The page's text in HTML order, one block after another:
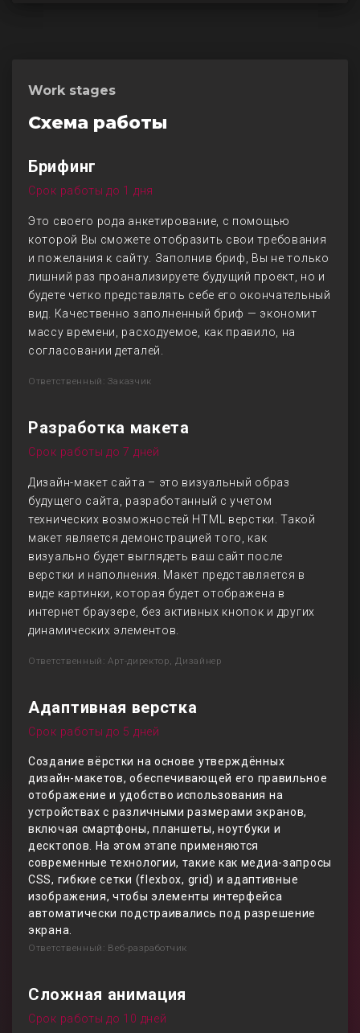
Work stages
Схема работы
Брифинг
Срок работы до 1 дня
Это своего рода анкетирование, с помощью
которой Вы сможете отобразить свои требования
и пожелания к сайту. Заполнив бриф, Вы не только
лишний раз проанализируете будущий проект, но и
будете четко представлять себе его окончательный
вид. Качественно заполненный бриф — экономит
массу времени, расходуемое, как правило, на
согласовании деталей.
Ответственный: Заказчик
Разработка макета
Срок работы до 7 дней
Дизайн-макет сайта – это визуальный образ
будущего сайта, разработанный с учетом
технических возможностей HTML верстки. Такой
макет является демонстрацией того, как
визуально будет выглядеть ваш сайт после
верстки и наполнения. Макет представляется в
виде картинки, которая будет отображена в
интернет браузере, без активных кнопок и других
динамических элементов.
Ответственный: Арт-директор, Дизайнер
Адаптивная верстка
Срок работы до 5 дней
Создание вёрстки на основе утверждённых
дизайн-макетов, обеспечивающей его правильное
отображение и удобство использования на
устройствах с различными размерами экранов,
включая смартфоны, планшеты, ноутбуки и
десктопов. На этом этапе применяются
современные технологии, такие как медиа-запросы
CSS, гибкие сетки (flexbox, grid) и адаптивные
изображения, чтобы элементы интерфейса
автоматически подстраивались под разрешение
экрана.
Ответственный: Веб-разработчик
Сложная анимация
Срок работы до 10 дней